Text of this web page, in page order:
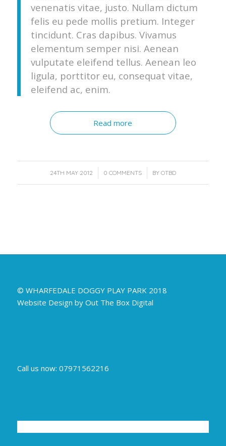
venenatis vitae, justo. Nullam dictum
felis eu pede mollis pretium. Integer
tincidunt. Cras dapibus. Vivamus
elementum semper nisi. Aenean
vulputate eleifend tellus. Aenean leo
ligula, porttitor eu, consequat vitae,
eleifend ac, enim.
Read more
24TH MAY 2012
/ 0 COMMENTS
/ BY OTBD
© WHARFEDALE DOGGY PLAY PARK 2018
Website Design by Out The Box Digital
Call us now: 07971562216